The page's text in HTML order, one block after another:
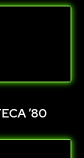
’80